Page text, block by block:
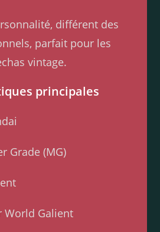
différent des
parfait pour les
vintage.
principales
Grade (MG)
World Galient